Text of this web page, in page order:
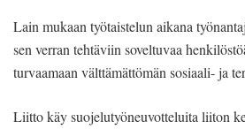
Lain mukaan työtaistelun aikana
sen verran tehtäviin soveltuvaa
turvaamaan välttämättömän sosiaali- ja
Liitto käy suojelutyöneuvotteluita liiton